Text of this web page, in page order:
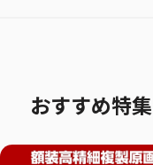
おすすめ特集